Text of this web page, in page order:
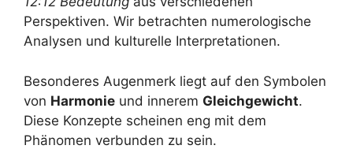
Perspektiven. Wir betrachten numerologische
Analysen und kulturelle Interpretationen.
Besonderes Augenmerk liegt auf den Symbolen
von Harmonie und innerem Gleichgewicht.
Diese Konzepte scheinen eng mit dem
Phänomen verbunden zu sein.